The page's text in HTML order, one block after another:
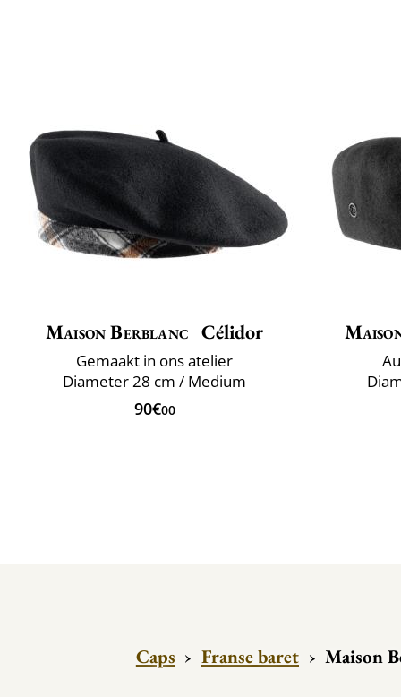
Maison Berblanc Célidor
Gemaakt in ons atelier
Diameter 28 cm / Medium
90€00
Caps › Franse baret › Maison